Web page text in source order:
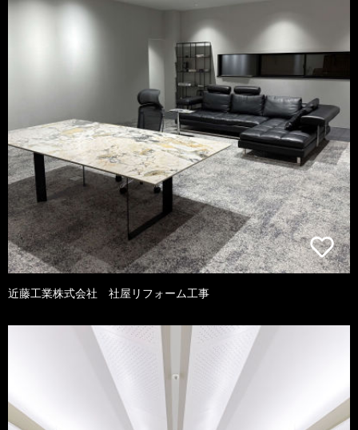
近藤工業株式会社 社屋リフォーム工事